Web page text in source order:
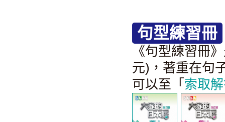
句型練習冊
《句型練習冊
元) ，著重在句
可以至「 索取